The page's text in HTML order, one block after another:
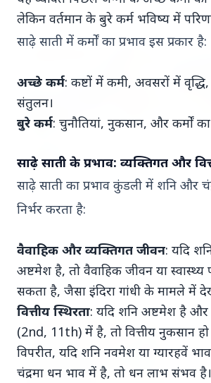
Kerala
15 May 2026
केरल का नया मुख्यमंत्री बना वी.डी.
Madhya Pradesh
MADHYA PRADESH NEWS
लेकिन वर्तमान के बुरे कर्म भविष्य में
साढ़े साती में कर्मों का प्रभाव इस प्रकार है:
अच्छे कर्म: कष्टों में कमी, अवसरों में
संतुलन।
बुरे कर्म: चुनौतियां, नुकसान, और कर्मों का
साढ़े साती के प्रभाव: व्यक्तिगत और
साढ़े साती का प्रभाव कुंडली में शनि और
निर्भर करता है:
वैवाहिक और व्यक्तिगत जीवन: यदि
अष्टमेश है, तो वैवाहिक जीवन या स्वास्थ्य
सकता है, जैसा इंदिरा गांधी के मामले में
वित्तीय स्थिरता: यदि शनि अष्टमेश है और
(2nd, 11th) में है, तो वित्तीय नुकसान
विपरीत, यदि शनि नवमेश या ग्यारहवें
चंद्रमा धन भाव में है, तो धन लाभ संभव है।